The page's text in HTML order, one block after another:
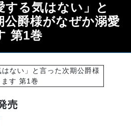
する気はない」と
公爵様がなぜか溺愛
第1巻
売